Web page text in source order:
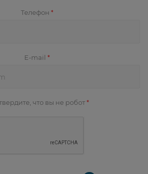
Телефон *
E-mail *
что вы не робот *